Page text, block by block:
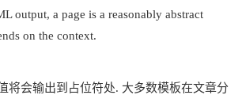
output, a page is a reasonably abstract
on the context.
将会输出到占位符处. 大多数模板在文章分